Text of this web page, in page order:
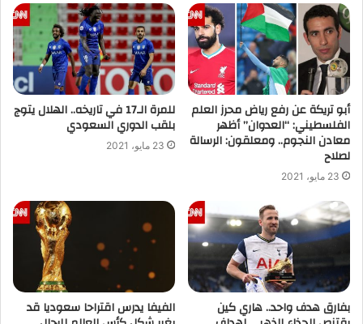
أبو تريكة عن رفع رياض محرز العلم
الفلسطيني: “العدوان” أظهر
معادن النجوم.. ومعلقون: الرسالة
لصلاح
23 مايو، 2021
للمرة الـ17 في تاريخه.. الهلال يتوج
بلقب الدوري السعودي
23 مايو، 2021
بفارق هدف واحد.. هاري كين الفيفا يدرس اقتراحا سعوديا قد